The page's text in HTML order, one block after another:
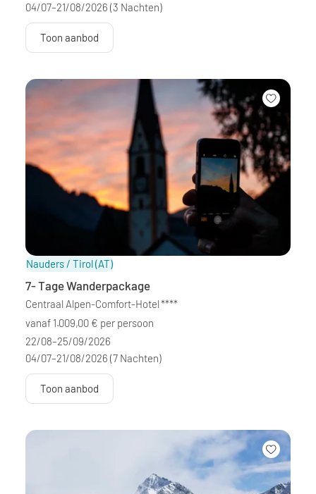
04/07–21/08/2026 (3 Nachten)
Toon aanbod
Nauders / Tirol(AT)
7- Tage Wanderpackage
Centraal Alpen-Comfort-Hotel****
vanaf 1.009,00 € per persoon
22/08–25/09/2026
04/07–21/08/2026 (7 Nachten)
Toon aanbod